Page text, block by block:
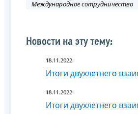
Международное сотрудничество
Новости на эту тему:
18.11.2022
Итоги двухлетнего
18.11.2022
Итоги двухлетнего